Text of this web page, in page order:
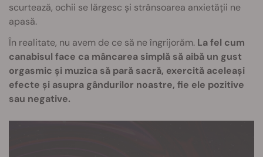
scurtează, ochii se lărgesc și strânsoarea anxietății ne
apasă.
În realitate, nu avem de ce să ne îngrijorăm. La fel cum
canabisul face ca mâncarea simplă să aibă un gust
orgasmic și muzica să pară sacră, exercită aceleași
efecte și asupra gândurilor noastre, fie ele pozitive
sau negative.